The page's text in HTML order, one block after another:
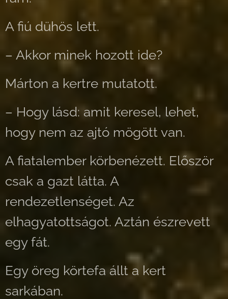
A fiú dühös lett.
– Akkor minek hozott ide?
Márton a kertre mutatott.
– Hogy lásd: amit keresel, lehet,
hogy nem az ajtó mögött van.
A fiatalember körbenézett. Először
csak a gazt látta. A
rendezetlenséget. Az
elhagyatottságot. Aztán észrevett
egy fát.
Egy öreg körtefa állt a kert
sarkában.